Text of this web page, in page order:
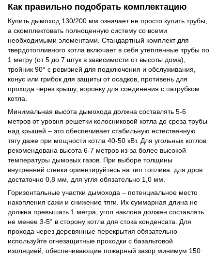
Как правильно подобрать комплектацию
Купить дымоход 130/200 мм означает не просто купить трубы,
а скомплектовать полноценную систему со всеми
необходимыми элементами. Стандартный комплект для
твердотопливного котла включает в себя утепленные трубы по
1 метру (от 5 до 7 штук в зависимости от высоты дома),
тройник 90° с ревизией для подключения и обслуживания,
конус или грибок для защиты от осадков, противень для
прохода через крышу, воронку для соединения с патрубком
котла.
Минимальная высота дымохода должна составлять 5-6
метров от уровня решетки колосниковой котла до среза трубы
над крышей – это обеспечивает стабильную естественную
тягу даже при мощности котла 40-50 кВт. Для угольных котлов
рекомендована высота 6-7 метров из-за более высокой
температуры дымовых газов. При выборе толщины
внутренней стенки ориентируйтесь на тип топлива: для дров
достаточно 0,8 мм, для угля обязательно 1,0 мм.
Горизонтальные участки дымохода – потенциальное место
накопления сажи и снижение тяги. Их суммарная длина не
должна превышать 1 метра, угол наклона должен составлять
не менее 3-5° в сторону котла для стока конденсата. Для
прохода через деревянные перекрытия обязательно
используйте огнезащитные проходки с базальтовой
изоляцией, обеспечивающие пожарный зазор минимум 150